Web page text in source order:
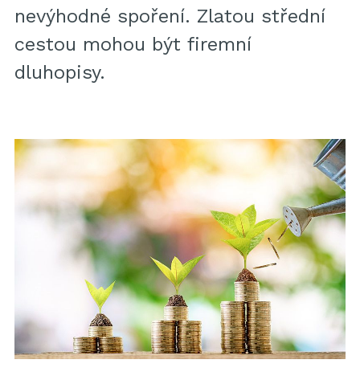
nevýhodné spoření. Zlatou střední
cestou mohou být firemní
dluhopisy.